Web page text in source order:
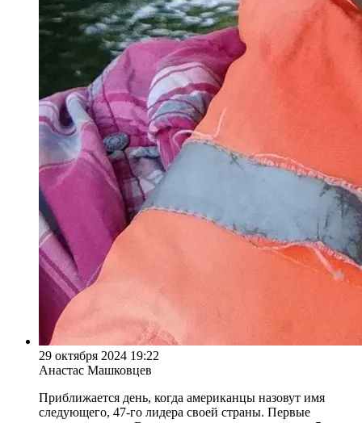
29 октября 2024 19:22
Анастас Машковцев
Приближается день, когда американцы назовут имя
следующего, 47-го лидера своей страны. Первые